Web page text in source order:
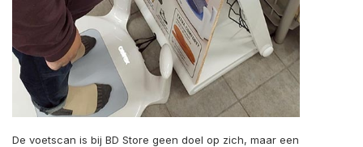
De voetscan is bij BD Store geen doel op zich, maar een